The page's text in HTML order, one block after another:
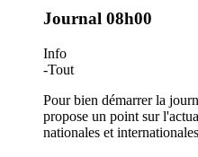
Journal 08h00
Info
-Tout
Pour bien démarrer la
propose un point sur
nationales et